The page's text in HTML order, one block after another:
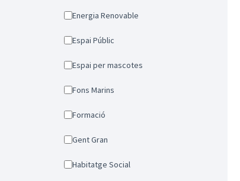
Energia Renovable
Espai Públic
Espai per mascotes
Fons Marins
Formació
Gent Gran
Habitatge Social